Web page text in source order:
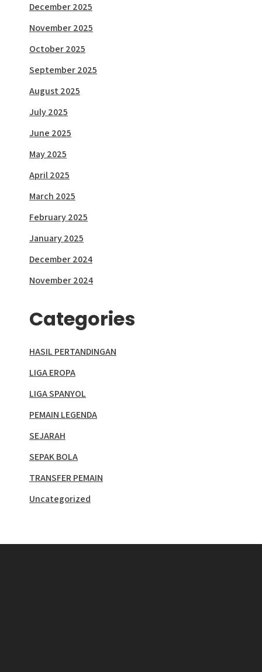
December 2025
November 2025
October 2025
September 2025
August 2025
July 2025
June 2025
May 2025
April 2025
March 2025
February 2025
January 2025
December 2024
November 2024
Categories
HASIL PERTANDINGAN
LIGA EROPA
LIGA SPANYOL
PEMAIN LEGENDA
SEJARAH
SEPAK BOLA
TRANSFER PEMAIN
Uncategorized